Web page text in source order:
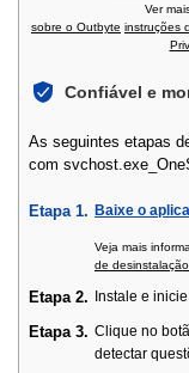
Ver
sobre o Outbyte instruções
Confiável e
As seguintes etapas
com
Etapa 1. Baixe o
Veja mais
de desinstalação
Etapa 2. Instale e
Etapa 3. Clique no
detectar